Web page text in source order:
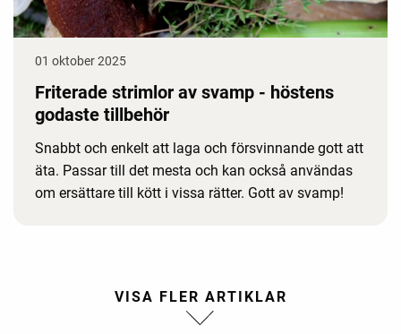
01 oktober 2025
Friterade strimlor av svamp - höstens
godaste tillbehör
Snabbt och enkelt att laga och försvinnande gott att
äta. Passar till det mesta och kan också användas
om ersättare till kött i vissa rätter. Gott av svamp!